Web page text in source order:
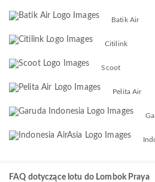
Batik Air
Citilink
Scoot
Pelita Air
FAQ dotyczące lotu do Lombok Praya